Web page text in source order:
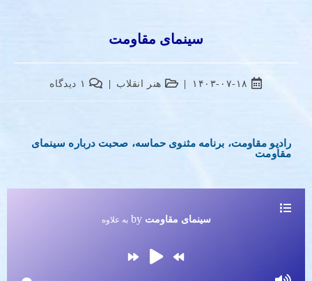
سینمای مقاومت
۱۴۰۳-۰۷-۱۸ هنر انقلاب ۱ دیدگاه
رادیو مقاومت، برنامه مثنوی حماسه، صحبت درباره سینمای
مقاومت
سینمای مقاومت by به علاوه